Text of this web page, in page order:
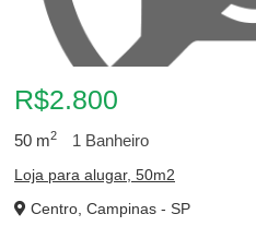
R$2.800
50 m2 1 Banheiro
Loja para alugar, 50m2
Centro, Campinas - SP